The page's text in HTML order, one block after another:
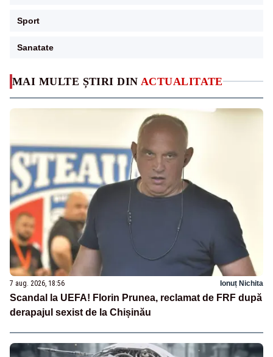
MAI MULTE ȘTIRI DIN ACTUALITATE
7 aug. 2026, 18:56 Ionuț Nichita
Scandal la UEFA! Florin Prunea, reclamat de FRF după
derapajul sexist de la Chișinău
Sport
Sanatate